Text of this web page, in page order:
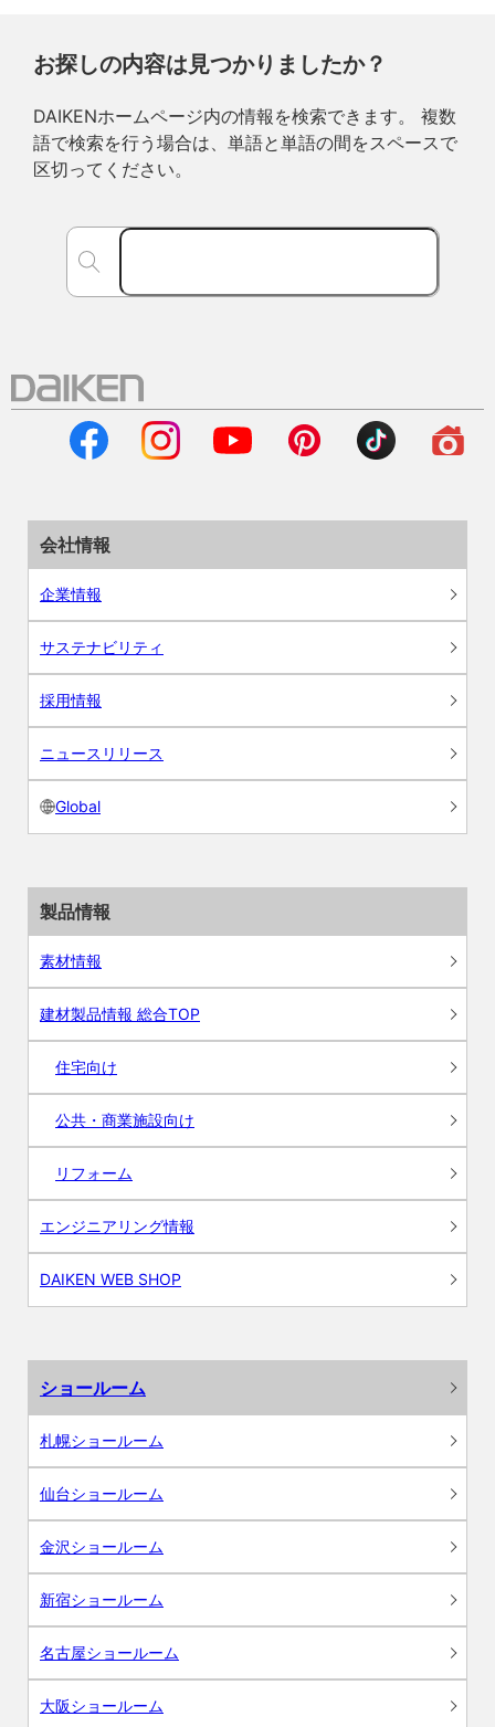
お探しの内容は見つかりましたか？
DAIKENホームページ内の情報を検索できます。 複数
語で検索を行う場合は、単語と単語の間をスペースで
区切ってください。
会社情報
企業情報
サステナビリティ
採用情報
ニュースリリース
Global
製品情報
素材情報
建材製品情報 総合TOP
住宅向け
公共・商業施設向け
リフォーム
エンジニアリング情報
DAIKEN WEB SHOP
ショールーム
札幌ショールーム
仙台ショールーム
金沢ショールーム
新宿ショールーム
名古屋ショールーム
大阪ショールーム